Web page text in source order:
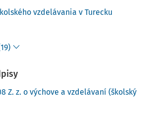
vzdelávania v Turecku
Z. z. o výchove a vzdelávaní (školský